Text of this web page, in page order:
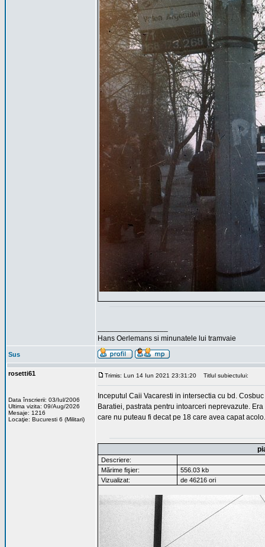
Hans Oerlemans si minunatele lui tramvaie
Sus
rosetti61
Data înscrierii: 03/Iul/2006
Ultima vizita: 09/Aug/2026
Mesaje: 1216
Locaţie: Bucuresti 6 (Militari)
Trimis: Lun 14 Iun 2021 23:31:20 Titlul subiectului:
Inceputul Caii Vacaresti in intersectia cu bd.
Baratiei, pastrata pentru intoarceri neprevazute.
care nu puteau fi decat pe 18 care avea capat acolo.
Descriere:
Mărime fişier:
556.03 kb
Vizualizat:
de 46216 ori